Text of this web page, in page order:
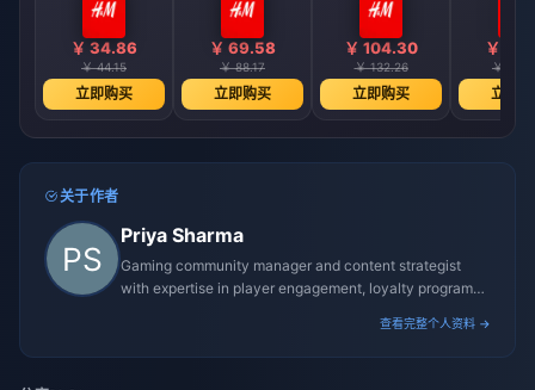
￥ 34.86
￥ 44.15
立即购买
￥ 69.58
￥ 88.17
立即购买
￥ 104.30
￥ 132.26
立即购买
￥
￥
立即
关于作者
Priya Sharma
Gaming community manager and content strategist
with expertise in player engagement, loyalty programs,
查看完整个人资料 →